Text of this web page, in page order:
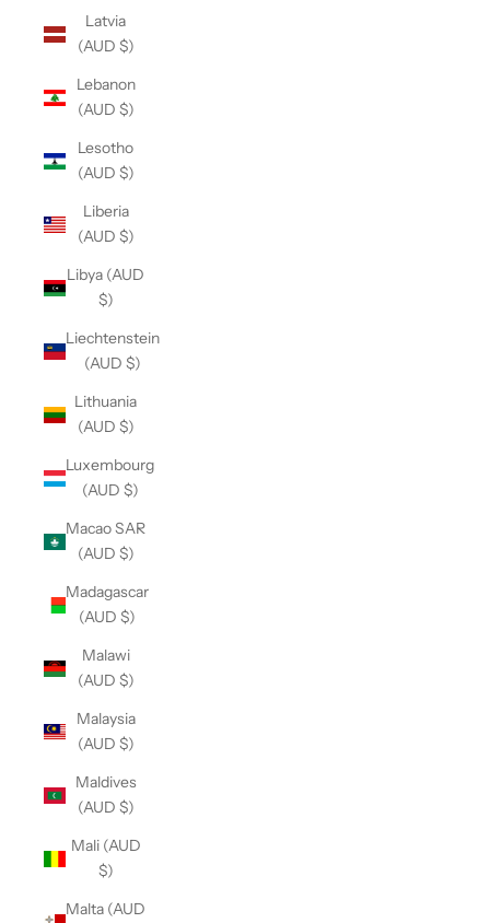
Latvia
(AUD $)
Lebanon
(AUD $)
Lesotho
(AUD $)
Liberia
(AUD $)
Libya (AUD
$)
Liechtenstein
(AUD $)
Lithuania
(AUD $)
Luxembourg
(AUD $)
Macao SAR
(AUD $)
Madagascar
(AUD $)
Malawi
(AUD $)
Malaysia
(AUD $)
Maldives
(AUD $)
Mali (AUD
$)
Malta (AUD